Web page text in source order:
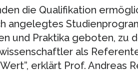
die Qualifikation
angelegtes
und Praktika geboten, zu
als
erklärt Prof. Andreas